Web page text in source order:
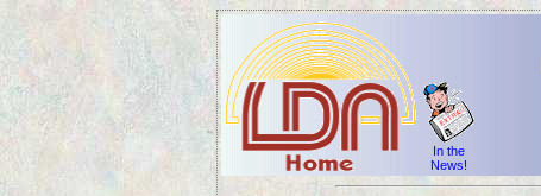
In the
News!